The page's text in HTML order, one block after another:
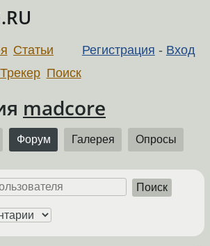
Регистрация - Вход
Статьи
Трекер Поиск
madcore
Форум Галерея Опросы
Поиск